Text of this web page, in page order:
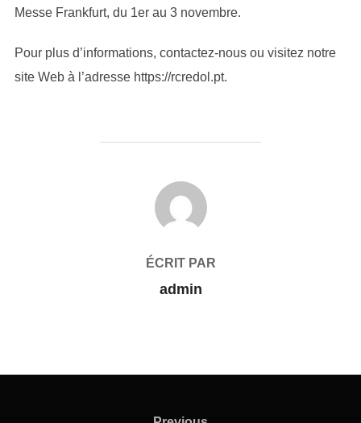
Messe Frankfurt, du 1er au 3 novembre.
Pour plus d’informations, contactez-nous ou visitez notre
site Web à l’adresse https://rcredol.pt.
AUTEUR DE LA PUBLICATION
ÉCRIT PAR
admin